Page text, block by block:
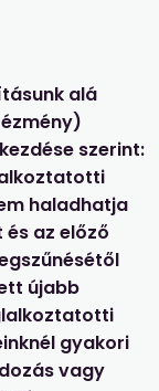
alá
szerint:
haladhatja
az előző
újabb
gyakori
vagy